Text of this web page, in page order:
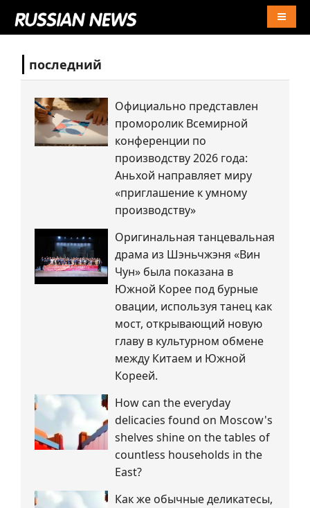
последний
Официально представлен
проморолик Всемирной
конференции по
производству 2026 года:
Аньхой направляет миру
«приглашение к умному
производству»
Оригинальная танцевальная
драма из Шэньчжэня «Вин
Чун» была показана в
Южной Корее под бурные
овации, используя танец как
мост, открывающий новую
главу в культурном обмене
между Китаем и Южной
Кореей.
How can the everyday
delicacies found on Moscow's
shelves shine on the tables of
countless households in the
East?
Как же обычные деликатесы,